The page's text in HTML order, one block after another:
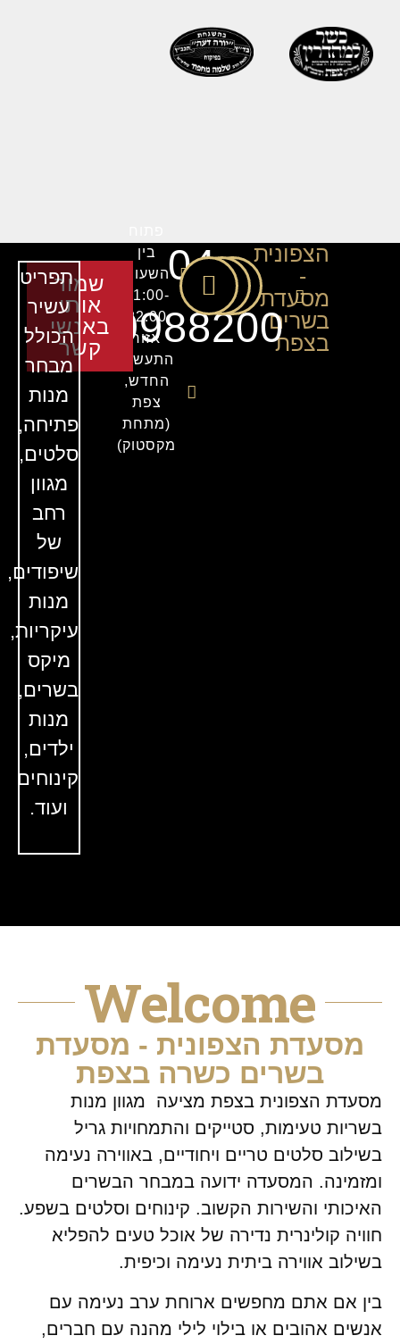
הצפונית
-
מסעדת
בשרים
בצפת
04-
9988200
בין
השעות
11:00-
22:00
אזור
התעשיה
החדש,
צפת
(מתחת
מקסטוק)
שמור
אותי
באנשי
קשר
תפריט
עשיר
הכולל
מבחר
מנות
פתיחה,
סלטים,
מגוון
רחב
של
שיפודים,
מנות
עיקריות,
מיקס
בשרים,
מנות
ילדים,
קינוחים
ועוד.
Welcome
מסעדת הצפונית - מסעדת
בשרים כשרה בצפת
מסעדת הצפונית בצפת מציעה מגוון מנות
בשריות טעימות, סטייקים והתמחויות גריל
בשילוב סלטים טריים ויחודיים, באווירה נעימה
ומזמינה. המסעדה ידועה במבחר הבשרים
האיכותי והשירות הקשוב. קינוחים וסלטים בשפע.
חוויה קולינרית נדירה של אוכל טעים להפליא
בשילוב אווירה ביתית נעימה וכיפית.
בין אם אתם מחפשים ארוחת ערב נעימה עם
אנשים אהובים או בילוי לילי מהנה עם חברים,